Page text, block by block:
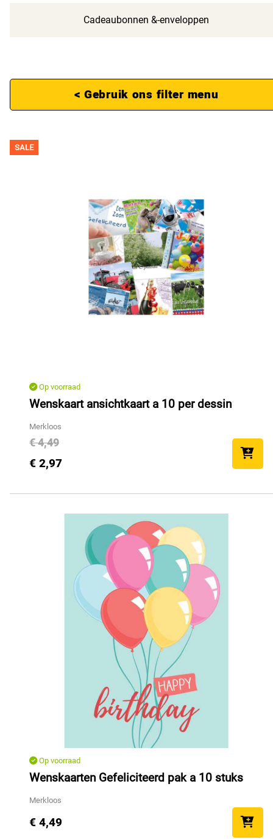
Cadeaubonnen &-enveloppen
< Gebruik ons filter menu
SALE
Op voorraad
Wenskaart ansichtkaart a 10 per dessin
Merkloos
€ 4,49
€ 2,97
Op voorraad
Wenskaarten Gefeliciteerd pak a 10 stuks
Merkloos
€ 4,49